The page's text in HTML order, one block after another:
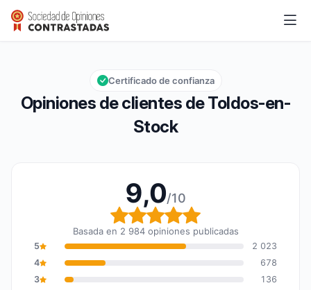
Toldos-en-Stock
Calificación global: 9,0 de 10
9,0/10
Opiniones de clientes de Toldos-en-
Stock
Certificado de confianza
9,0/10
Calificación global: 9,0
Basada en 2 984 opiniones publicadas
5
2 023
4
678
3
136